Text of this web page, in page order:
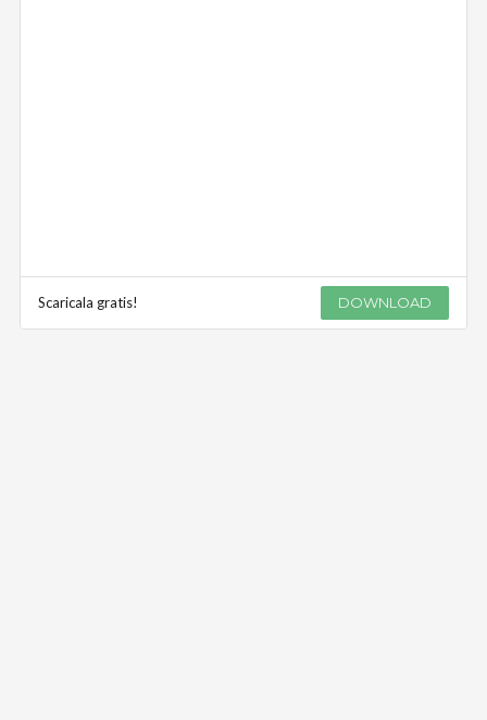
Scaricala gratis! DOWNLOAD